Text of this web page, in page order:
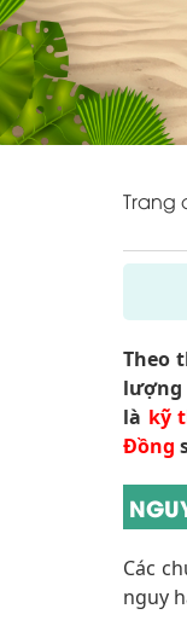
Trang
Theo
lượng
là kỹ
Đồng
Các
nguy